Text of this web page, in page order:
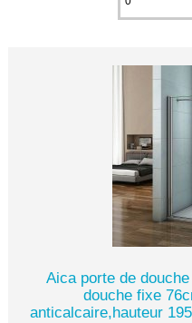
Aica porte de
douche fixe
anticalcaire,hauteur